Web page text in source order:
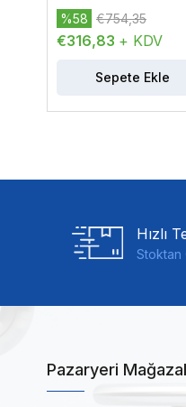
€316,83 + KDV
%58 €754,35
Sepete Ekle
Hızlı
Stoktan
Pazaryeri